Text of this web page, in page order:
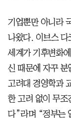
기업뿐만 아니라
나왔다. 이브스 다
세계가 기후변화
신 때문에 자꾸 분
고려대 경영학과
한 고려 없이 무조
다”라며 “정부는